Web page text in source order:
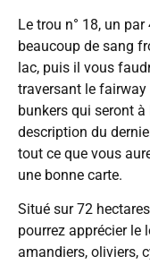
Le trou n° 18, un
beaucoup de sang
lac, puis il vous
traversant le fairway
bunkers qui seront à
description du
tout ce que vous
une bonne carte.
Situé sur 72
pourrez apprécier le
amandiers, oliviers,